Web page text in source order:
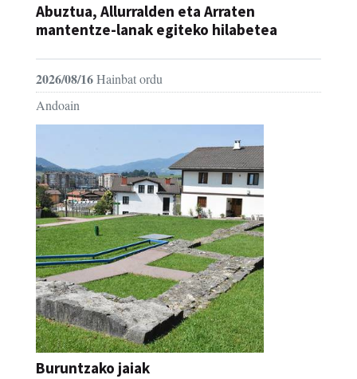
Abuztua, Allurralden eta Arraten
mantentze-lanak egiteko hilabetea
2026/08/16Hainbat ordu
Andoain
Buruntzako jaiak